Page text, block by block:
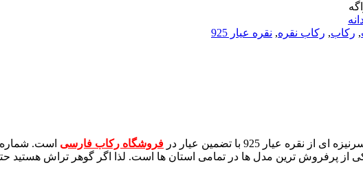
, رکاب, رکاب نقره, نقره عیار 925
فروشگاه رکاب فارسی است.
پرفروش ترین مدل ها در تمامی استان ها است. لذا اگر گوهر تراش هستید